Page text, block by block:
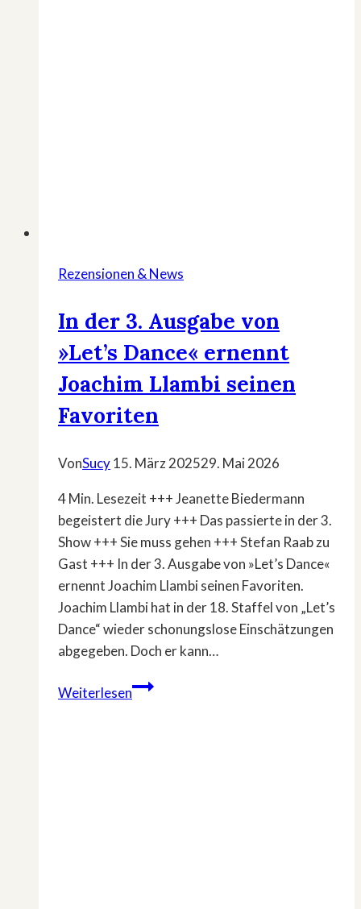
Rezensionen & News
In der 3. Ausgabe von
»Let’s Dance« ernennt
Joachim Llambi seinen
Favoriten
VonSucy15. März 202529. Mai 2026
4 Min. Lesezeit +++ Jeanette Biedermann
begeistert die Jury +++ Das passierte in der 3.
Show +++ Sie muss gehen +++ Stefan Raab zu
Gast +++ In der 3. Ausgabe von »Let’s Dance«
ernennt Joachim Llambi seinen Favoriten.
Joachim Llambi hat in der 18. Staffel von „Let’s
Dance“ wieder schonungslose Einschätzungen
abgegeben. Doch er kann…
WeiterlesenIn